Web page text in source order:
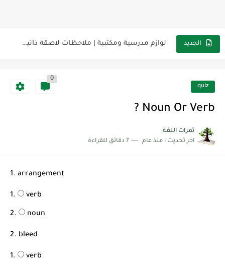
الجديد لوازم مدرسية ومكتبية | ملاحظات لاصقة ذاتية على شكل قلب...
quiz
0
Noun Or Verb ?
ثمرات اللغة
اخر تحديث : منذ عام 7 دقائق للقراءة
1. arrangement
verb
noun
2. bleed
verb